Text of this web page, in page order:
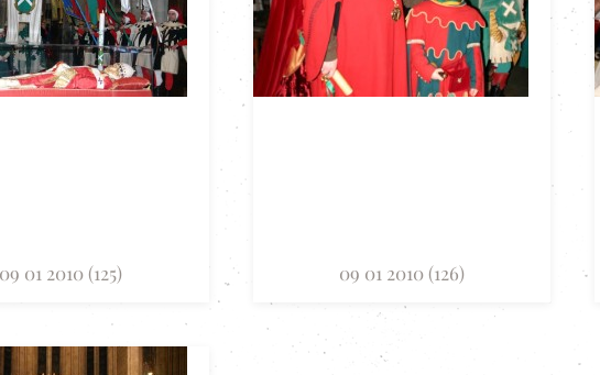
09 01 2010 (125) 09 01 2010 (126)